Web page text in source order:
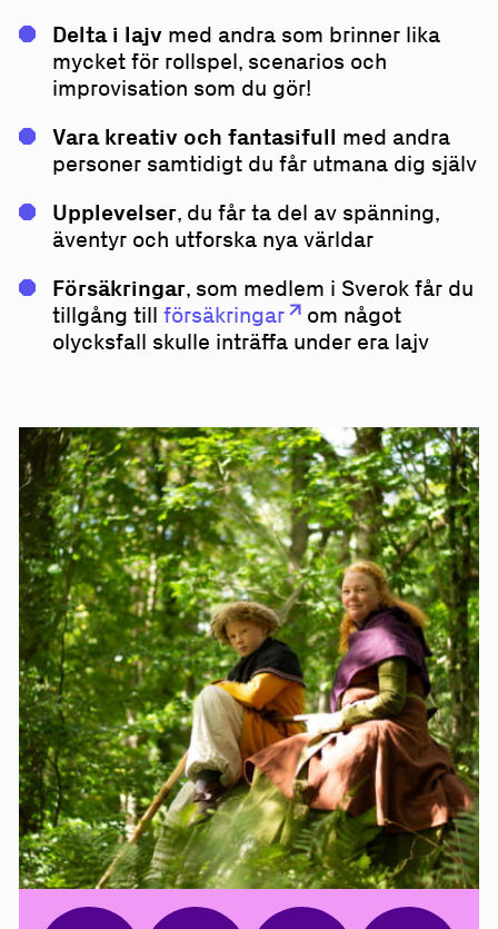
Delta i lajvmed andra som brinner lika
mycket för rollspel, scenarios och
improvisation som du gör!
Vara kreativ och fantasifull med andra
personer samtidigt du får utmana dig själv
Upplevelser, du får ta del av spänning,
äventyr och utforska nya världar
Försäkringar, som medlem i Sverok får du
tillgång till försäkringar
om något
olycksfall skulle inträffa under era lajv